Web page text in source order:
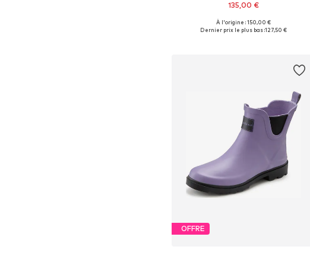
135,00 €
Tailles disponibles: 39, 40, 41, 42, 43, 44
À l'origine : 150,00 €
Dernier prix le plus bas :127,50 €
OFFRE